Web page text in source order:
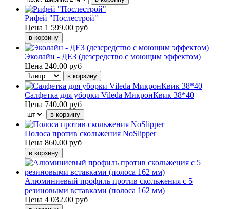
Рифей "Послестрой"
Цена 1 599.00 руб
Эколайн - ДЕЗ (дезсредство с моющим эффектом)
Цена 240.00 руб
Салфетка для уборки Vileda МикронКвик 38*40
Цена 740.00 руб
Полоса против скольжения NoSlipper
Цена 860.00 руб
Алюминиевый профиль против скольжения с 5
резиновыми вставками (полоса 162 мм)
Цена 4 032.00 руб